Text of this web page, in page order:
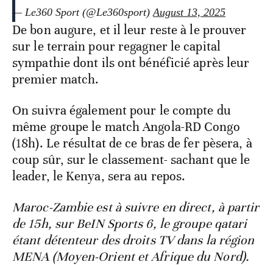
— Le360 Sport (@Le360sport) August 13, 2025
De bon augure, et il leur reste à le prouver
sur le terrain pour regagner le capital
sympathie dont ils ont bénéficié après leur
premier match.
On suivra également pour le compte du
même groupe le match Angola-RD Congo
(18h). Le résultat de ce bras de fer pèsera, à
coup sûr, sur le classement- sachant que le
leader, le Kenya, sera au repos.
Maroc-Zambie est à suivre en direct, à partir
de 15h, sur BeIN Sports 6, le groupe qatari
étant détenteur des droits TV dans la région
MENA (Moyen-Orient et Afrique du Nord).